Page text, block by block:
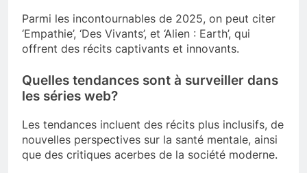
Parmi les incontournables de 2025, on peut citer
‘Empathie’, ‘Des Vivants’, et ‘Alien : Earth’, qui
offrent des récits captivants et innovants.
Quelles tendances sont à surveiller dans
les séries web?
Les tendances incluent des récits plus inclusifs, de
nouvelles perspectives sur la santé mentale, ainsi
que des critiques acerbes de la société moderne.